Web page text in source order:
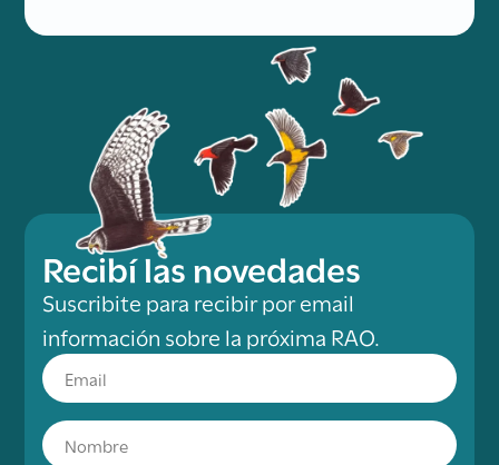
Recibí las novedades
Suscribite para recibir por email
información sobre la próxima RAO.